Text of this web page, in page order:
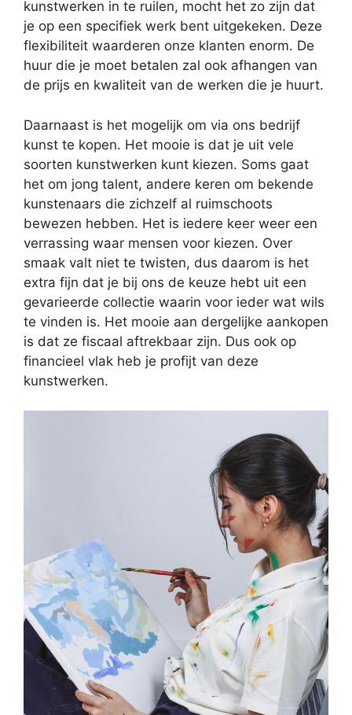
kunstwerken in te ruilen, mocht het zo zijn dat
je op een specifiek werk bent uitgekeken. Deze
flexibiliteit waarderen onze klanten enorm. De
huur die je moet betalen zal ook afhangen van
de prijs en kwaliteit van de werken die je huurt.
Daarnaast is het mogelijk om via ons bedrijf
kunst te kopen. Het mooie is dat je uit vele
soorten kunstwerken kunt kiezen. Soms gaat
het om jong talent, andere keren om bekende
kunstenaars die zichzelf al ruimschoots
bewezen hebben. Het is iedere keer weer een
verrassing waar mensen voor kiezen. Over
smaak valt niet te twisten, dus daarom is het
extra fijn dat je bij ons de keuze hebt uit een
gevarieerde collectie waarin voor ieder wat wils
te vinden is. Het mooie aan dergelijke aankopen
is dat ze fiscaal aftrekbaar zijn. Dus ook op
financieel vlak heb je profijt van deze
kunstwerken.